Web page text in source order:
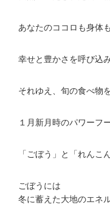
あなたのココロも身体
幸せと豊かさを呼び込み
それゆえ、旬の食べ物
１月新月時のパワーフ
「ごぼう」と「れんこん
ごぼうには
冬に蓄えた大地のエネ